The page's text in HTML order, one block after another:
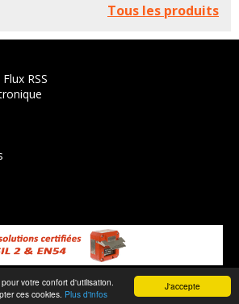
J'accepte
votre confort d'utilisation.
ces cookies. Plus d'infos
Tous les produits
Flux RSS
.